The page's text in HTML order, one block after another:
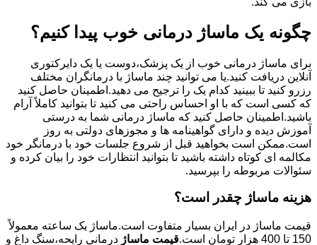
چگونه یک ماساژ درمانی خوب پیدا کنیم؟
برای ماساژ درمانی خوب از یک پزشک،دوست یا یک دایرکتوری
آنلاین دریافت کنید.یا می توانید چند ماساژ با درمانگران مختلف
رزرو کنید تا ببینید کدام یک را ترجیح می دهید.اطمینان حاصل کنید
که کسی است که با او احساس راحتی می کنید تا بتوانید کاملاً آرام
باشید.اطمینان حاصل کنید که ماساژ درمانی شما به درستی
آموزش دیده و دارای گواهینامه ها و مجوزهای دولتی به روز
است.ممکن است بخواهید قبل از شروع جلسات خود با درمانگر خود
مکالمه ای کوتاه داشته باشید تا بتوانید انتظارات خود را بیان کرده و
سئوالات مربوطه را بپرسید.
هزینه ماساژ چقدر است؟
قیمت ماساژ در ایران بسیار متفاوت است.ماساژ یک ساعته معمولاً
150 تا 400 هزار تومان است.
قیمت ماساژ درمانی رایحه،سنگ داغ و